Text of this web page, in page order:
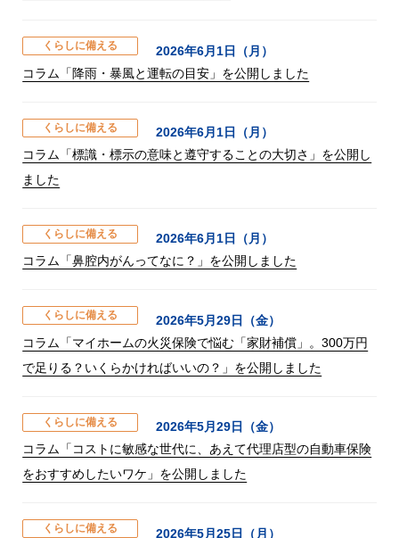
くらしに備える
2026年6月1日（月）
コラム「降雨・暴風と運転の目安」を公開しました
くらしに備える
2026年6月1日（月）
コラム「標識・標示の意味と遵守することの大切さ」を公開し
ました
くらしに備える
2026年6月1日（月）
コラム「鼻腔内がんってなに？」を公開しました
くらしに備える
2026年5月29日（金）
コラム「マイホームの火災保険で悩む「家財補償」。300万円
で足りる？いくらかければいいの？」を公開しました
くらしに備える
2026年5月29日（金）
コラム「コストに敏感な世代に、あえて代理店型の自動車保険
をおすすめしたいワケ」を公開しました
くらしに備える 2026年5月25日（月）